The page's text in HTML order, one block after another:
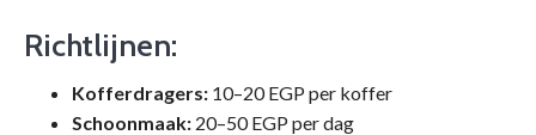
Richtlijnen:
Kofferdragers: 10–20 EGP per koffer
Schoonmaak: 20–50 EGP per dag